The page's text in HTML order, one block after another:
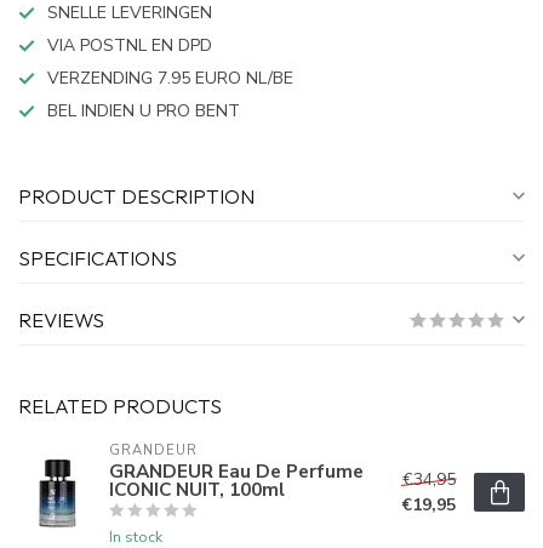
SNELLE LEVERINGEN
VIA POSTNL EN DPD
VERZENDING 7.95 EURO NL/BE
BEL INDIEN U PRO BENT
PRODUCT DESCRIPTION
SPECIFICATIONS
REVIEWS
RELATED PRODUCTS
GRANDEUR
GRANDEUR Eau De Perfume
ICONIC NUIT, 100ml
In stock
€34,95
€19,95